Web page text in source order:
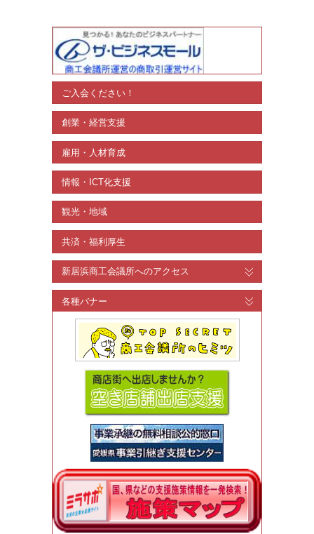
ご入会ください！
創業・経営支援
雇用・人材育成
情報・ICT化支援
観光・地域
共済・福利厚生
新居浜商工会議所へのアクセス
各種バナー